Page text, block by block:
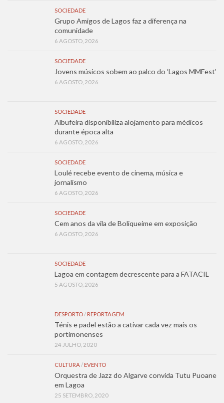
SOCIEDADE
Grupo Amigos de Lagos faz a diferença na
comunidade
6 AGOSTO, 2026
SOCIEDADE
Jovens músicos sobem ao palco do ‘Lagos MMFest’
6 AGOSTO, 2026
SOCIEDADE
Albufeira disponibiliza alojamento para médicos
durante época alta
6 AGOSTO, 2026
SOCIEDADE
Loulé recebe evento de cinema, música e
jornalismo
6 AGOSTO, 2026
SOCIEDADE
Cem anos da vila de Boliqueime em exposição
6 AGOSTO, 2026
SOCIEDADE
Lagoa em contagem decrescente para a FATACIL
5 AGOSTO, 2026
DESPORTO/ REPORTAGEM
Ténis e padel estão a cativar cada vez mais os
portimonenses
24 JULHO, 2020
CULTURA/ EVENTO
Orquestra de Jazz do Algarve convida Tutu Puoane
em Lagoa
25 SETEMBRO, 2020